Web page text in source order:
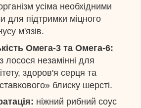
усіма необхідними
для підтримки міцного
м'язів.
Омега-3 та Омега-6:
лосося незамінні для
здоров'я серця та
блиску шерсті.
ніжний рибний соус